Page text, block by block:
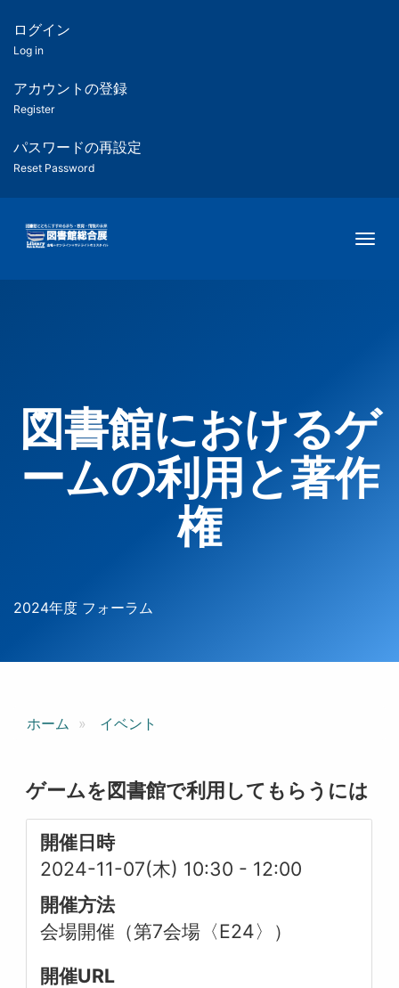
ツ
匿
名
ユ
ー
ー
用
メ
ログイン
Log in
アカウントの登録
Register
パスワードの再設定
Reset Password
図書館におけるゲ
ームの利用と著作
権
2024年度 フォーラム
ホーム イベント
ゲームを図書館で利用してもらうには
開催日時
2024-11-07(木) 10:30 - 12:00
開催方法
会場開催（第7会場〈E24〉）
開催URL